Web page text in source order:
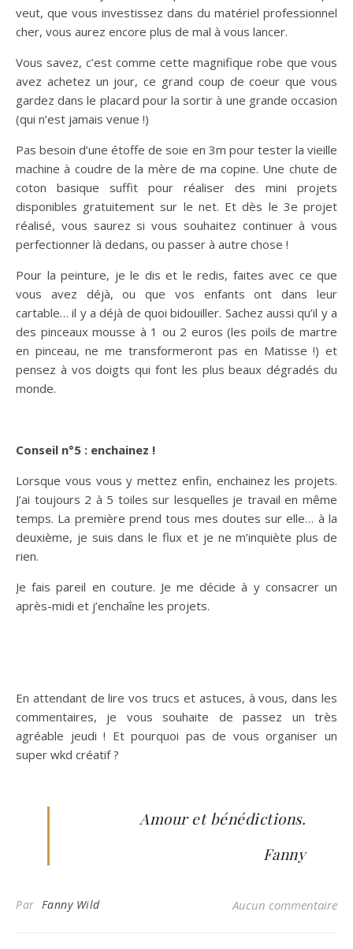
veut, que vous investissez dans du matériel professionnel
cher, vous aurez encore plus de mal à vous lancer.
Vous savez, c’est comme cette magnifique robe que vous
avez achetez un jour, ce grand coup de coeur que vous
gardez dans le placard pour la sortir à une grande occasion
(qui n’est jamais venue !)
Pas besoin d’une étoffe de soie en 3m pour tester la vieille
machine à coudre de la mère de ma copine. Une chute de
coton basique suffit pour réaliser des mini projets
disponibles gratuitement sur le net. Et dès le 3e projet
réalisé, vous saurez si vous souhaitez continuer à vous
perfectionner là dedans, ou passer à autre chose !
Pour la peinture, je le dis et le redis, faites avec ce que
vous avez déjà, ou que vos enfants ont dans leur
cartable… il y a déjà de quoi bidouiller. Sachez aussi qu’il y a
des pinceaux mousse à 1 ou 2 euros (les poils de martre
en pinceau, ne me transformeront pas en Matisse !) et
pensez à vos doigts qui font les plus beaux dégradés du
monde.
Conseil n°5 : enchainez !
Lorsque vous vous y mettez enfin, enchainez les projets.
J’ai toujours 2 à 5 toiles sur lesquelles je travail en même
temps. La première prend tous mes doutes sur elle… à la
deuxième, je suis dans le flux et je ne m’inquiète plus de
rien.
Je fais pareil en couture. Je me décide à y consacrer un
après-midi et j’enchaîne les projets.
En attendant de lire vos trucs et astuces, à vous, dans les
commentaires, je vous souhaite de passez un très
agréable jeudi ! Et pourquoi pas de vous organiser un
super wkd créatif ?
Amour et bénédictions.
Fanny
Par Fanny Wild Aucun commentaire